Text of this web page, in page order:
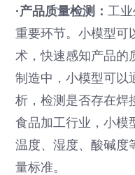
·产品质量检测： 工
重要环节。小模型可
术，快速感知产品的
制造中，小模型可以
析，检测是否存在焊
食品加工行业，小模
温度、湿度、酸碱度
量标准。